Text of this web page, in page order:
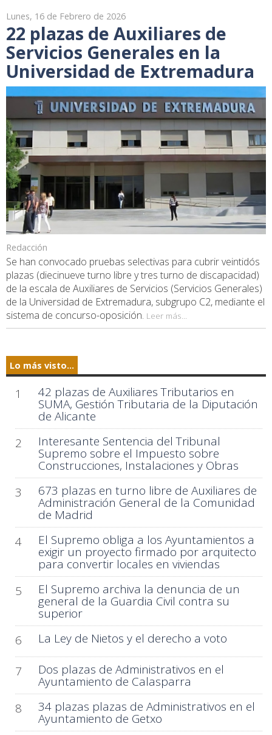
Lunes, 16 de Febrero de 2026
22 plazas de Auxiliares de
Servicios Generales en la
Universidad de Extremadura
Redacción
Se han convocado pruebas selectivas para cubrir veintidós
plazas (diecinueve turno libre y tres turno de discapacidad)
de la escala de Auxiliares de Servicios (Servicios Generales)
de la Universidad de Extremadura, subgrupo C2, mediante el
sistema de concurso-oposición. Leer más...
Lo más visto...
1 42 plazas de Auxiliares Tributarios en
SUMA, Gestión Tributaria de la Diputación
de Alicante
2
Interesante Sentencia del Tribunal
Supremo sobre el Impuesto sobre
Construcciones, Instalaciones y Obras
3
673 plazas en turno libre de Auxiliares de
Administración General de la Comunidad
de Madrid
4
El Supremo obliga a los Ayuntamientos a
exigir un proyecto firmado por arquitecto
para convertir locales en viviendas
5
El Supremo archiva la denuncia de un
general de la Guardia Civil contra su
superior
6
La Ley de Nietos y el derecho a voto
7 Dos plazas de Administrativos en el
Ayuntamiento de Calasparra
8
34 plazas plazas de Administrativos en el
Ayuntamiento de Getxo